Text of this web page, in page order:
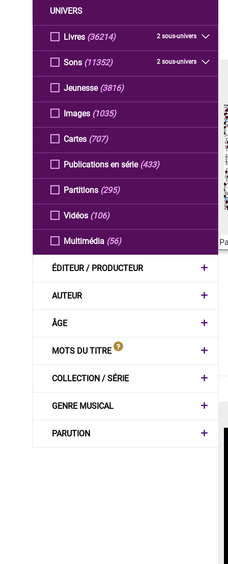
UNIVERS
Livres 2 sous-univers
(36214)
Sons 2 sous-univers
(11352)
Jeunesse (3816)
Images (1035)
Cartes (707)
Publications en série (433)
Partitions (295)
Vidéos (106)
Multimédia (56)
ÉDITEUR / PRODUCTEUR
AUTEUR
ÂGE
MOTS DU TITRE
COLLECTION / SÉRIE
GENRE MUSICAL
PARUTION